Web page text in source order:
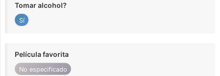
Tomar alcohol?
Sí
Película favorita
No especificado